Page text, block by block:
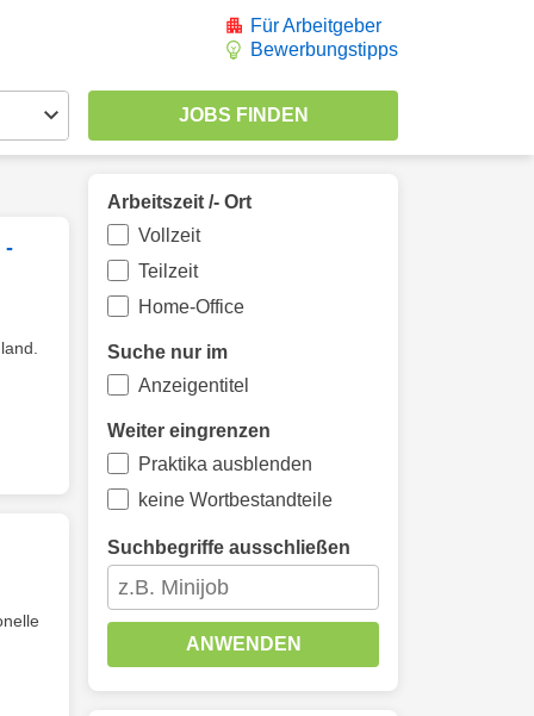
Für Arbeitgeber
Bewerbungstipps
-
Arbeitszeit /- Ort
Vollzeit
Teilzeit
Home-Office
Suche nur im
Anzeigentitel
Weiter eingrenzen
Praktika ausblenden
keine Wortbestandteile
Suchbegriffe ausschließen
ANWENDEN